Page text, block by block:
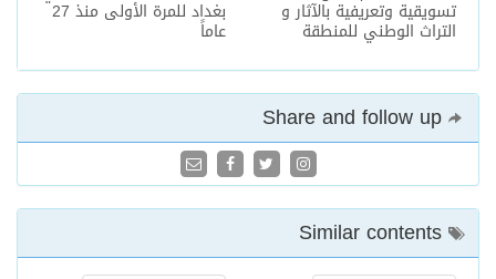
بغداد للمرة الأولى منذ 27
عاماً
تسويقية وتعريفية بالآثار و
التراث الوطني للمنطقة